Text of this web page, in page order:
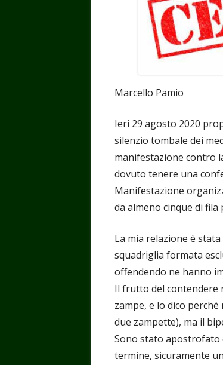
Marcello Pamio
Ieri 29 agosto 2020
silenzio tombale dei
manifestazione contro
dovuto tenere una
Manifestazione
da almeno cinque di fila
La mia relazione è
squadriglia formata
offendendo ne hanno
Il frutto del contendere
zampe, e lo dico
due zampette), ma il
Sono stato apostrofato
termine, sicuramente